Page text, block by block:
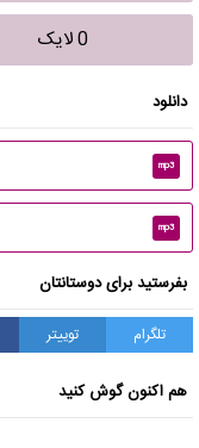
0 لایک
دانلود
mp3
mp3
بفرستید برای دوستانتان
تلگرام توییتر
هم اکنون گوش کنید